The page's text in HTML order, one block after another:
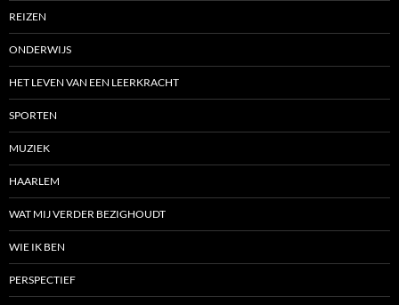
REIZEN
ONDERWIJS
HET LEVEN VAN EEN LEERKRACHT
SPORTEN
MUZIEK
HAARLEM
WAT MIJ VERDER BEZIGHOUDT
WIE IK BEN
PERSPECTIEF